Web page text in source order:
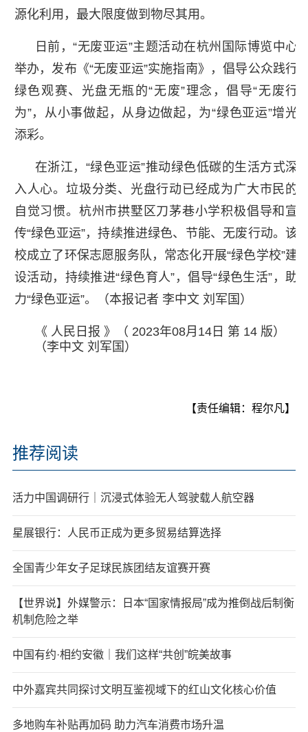
源化利用，最大限度做到物尽其用。
日前，“无废亚运”主题活动在杭州国际博览中心
举办，发布《“无废亚运”实施指南》，倡导公众践行
绿色观赛、光盘无瓶的“无废”理念，倡导“无废行
为”，从小事做起，从身边做起，为“绿色亚运”增光
添彩。
在浙江，“绿色亚运”推动绿色低碳的生活方式深
入人心。垃圾分类、光盘行动已经成为广大市民的
自觉习惯。杭州市拱墅区刀茅巷小学积极倡导和宣
传“绿色亚运”，持续推进绿色、节能、无废行动。该
校成立了环保志愿服务队，常态化开展“绿色学校”建
设活动，持续推进“绿色育人”，倡导“绿色生活”，助
力“绿色亚运”。（本报记者 李中文 刘军国）
《 人民日报 》（ 2023年08月14日 第 14 版）
（李中文 刘军国）
【责任编辑：程尔凡】
推荐阅读
活力中国调研行｜沉浸式体验无人驾驶载人航空器
星展银行：人民币正成为更多贸易结算选择
全国青少年女子足球民族团结友谊赛开赛
【世界说】外媒警示：日本“国家情报局”成为推倒战后制衡
机制危险之举
中国有约·相约安徽｜我们这样“共创”皖美故事
中外嘉宾共同探讨文明互鉴视域下的红山文化核心价值
多地购车补贴再加码 助力汽车消费市场升温